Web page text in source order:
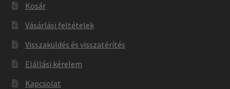
Kosár
Vásárlási feltételek
Visszaküldés és visszatérítés
Elállási kérelem
Kapcsolat